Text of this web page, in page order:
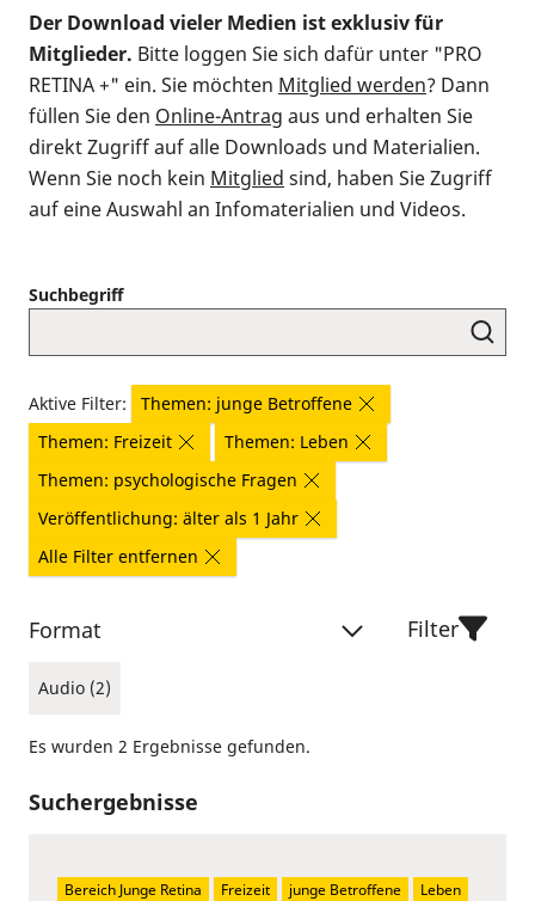
Der Download vieler Medien ist exklusiv für
Mitglieder. Bitte loggen Sie sich dafür unter "PRO
RETINA +" ein. Sie möchten Mitglied werden? Dann
füllen Sie den Online-Antrag aus und erhalten Sie
direkt Zugriff auf alle Downloads und Materialien.
Wenn Sie noch kein Mitglied sind, haben Sie Zugriff
auf eine Auswahl an Infomaterialien und Videos.
Suchbegriff
Aktive Filter:
Themen: junge Betroffene
Themen: Freizeit
Themen: Leben
Themen: psychologische Fragen
Veröffentlichung: älter als 1 Jahr
Alle Filter entfernen
Format
Audio (2)
Filter
Es wurden 2 Ergebnisse gefunden.
Suchergebnisse
Bereich Junge Retina Freizeit junge Betroffene Leben